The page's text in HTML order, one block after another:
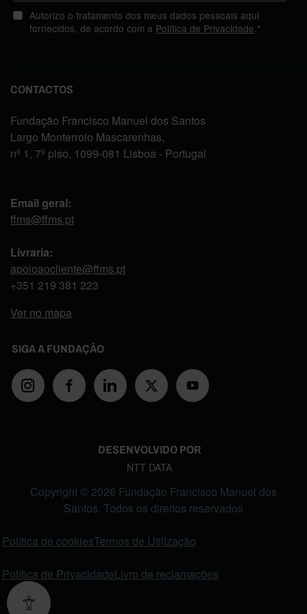
Autorizo o tratamento dos meus dados pessoais aqui
fornecidos, de acordo com a Política de Privacidade.*
CONTACTOS
Fundação Francisco Manuel dos Santos
Largo Monterroio Mascarenhas,
nº 1, 7º piso, 1099-081 Lisboa - Portugal
Email geral:
ffms@ffms.pt
Livraria:
apoioaocliente@ffms.pt
+351 219 381 223
Ver no mapa
SIGA A FUNDAÇÃO
DESENVOLVIDO POR
NTT DATA
Copyright © 2026 Fundação Francisco Manuel dos
Santos. Todos os direitos reservados
Política de cookiesTermos de Utilização
Política de PrivacidadeLivro de reclamações